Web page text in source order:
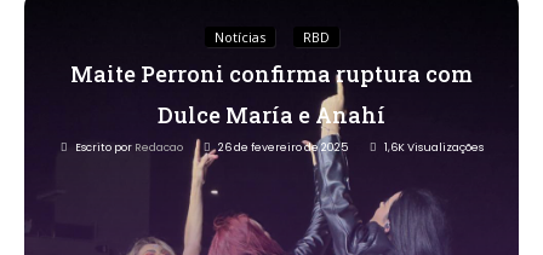
Notícias RBD
Maite Perroni confirma ruptura com
Dulce María e Anahí
Escrito por Redacao 26 de fevereiro de 2025 1,6KVisualizações